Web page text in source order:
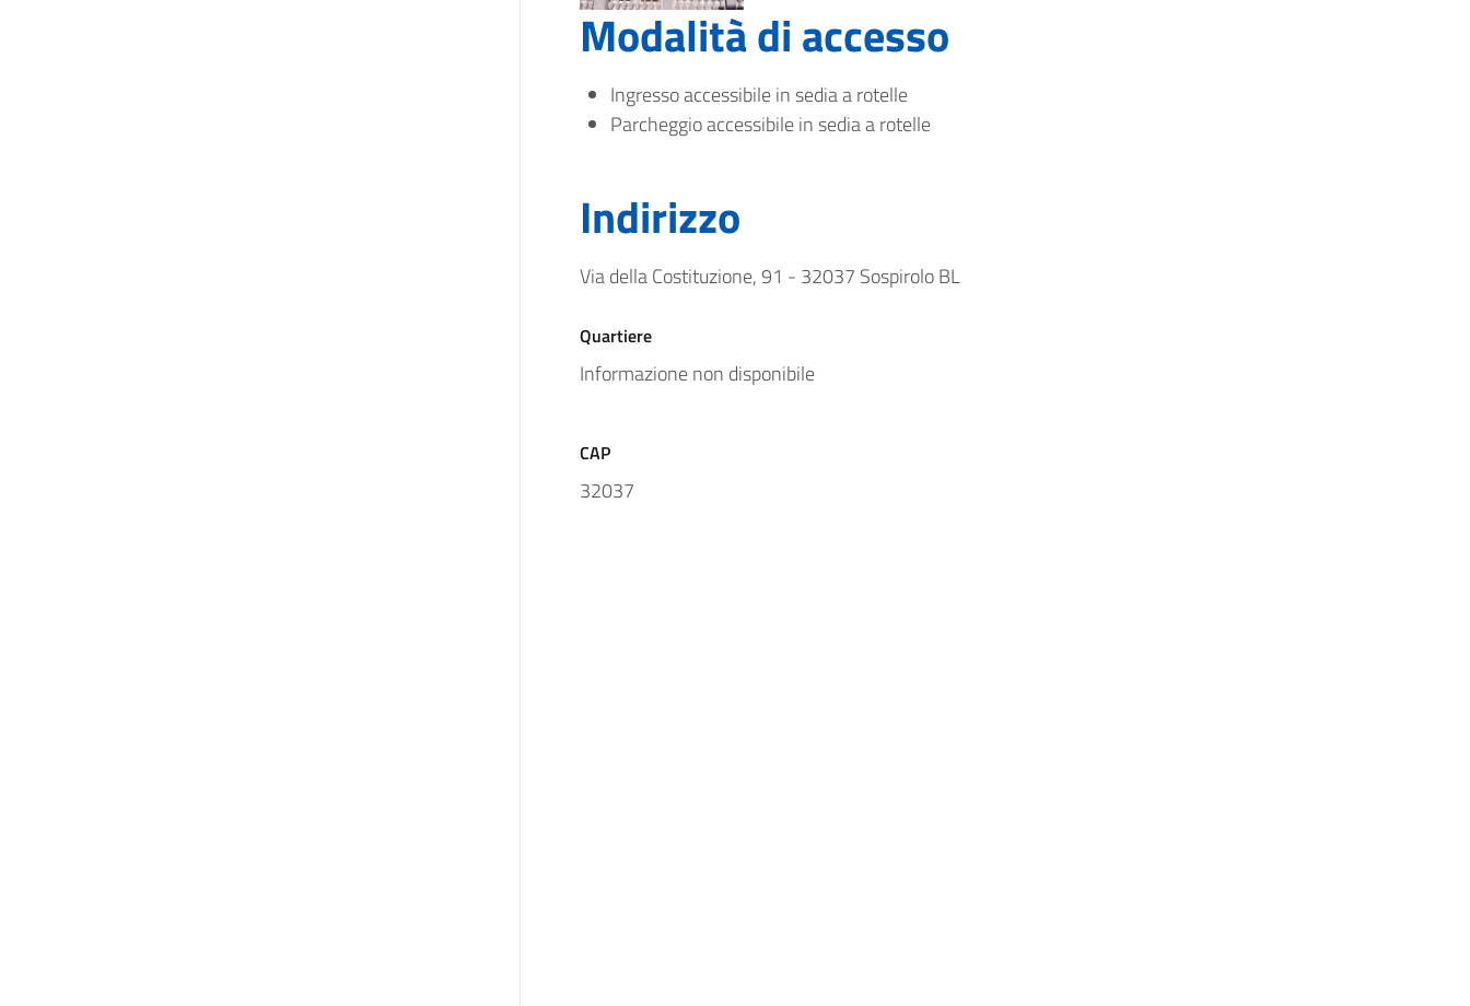
Modalità di accesso
Ingresso accessibile in sedia a rotelle
Parcheggio accessibile in sedia a rotelle
Indirizzo
Via della Costituzione, 91 - 32037 Sospirolo BL
Quartiere
Informazione non disponibile
CAP
32037